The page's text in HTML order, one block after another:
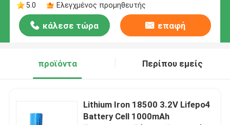
5.0
Ελεγχμένος προμηθευτής
κάλεσε τώρα επαφή
προϊόντα Περίπου εμείς
Lithium Iron 18500 3.2V Lifepo4
Battery Cell 1000mAh